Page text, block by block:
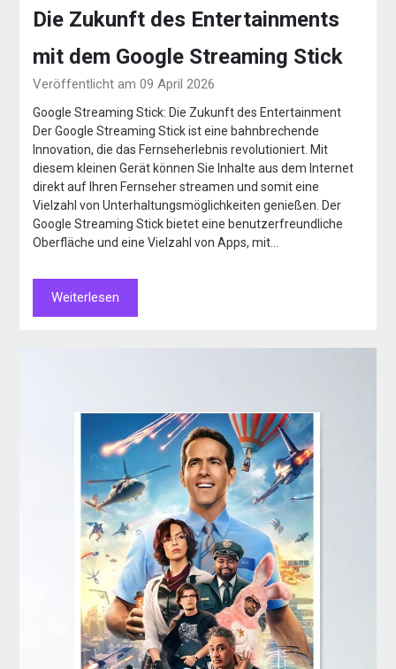
Die Zukunft des Entertainments
mit dem Google Streaming Stick
Veröffentlicht am 09 April 2026
Google Streaming Stick: Die Zukunft des Entertainment
Der Google Streaming Stick ist eine bahnbrechende
Innovation, die das Fernseherlebnis revolutioniert. Mit
diesem kleinen Gerät können Sie Inhalte aus dem Internet
direkt auf Ihren Fernseher streamen und somit eine
Vielzahl von Unterhaltungsmöglichkeiten genießen. Der
Google Streaming Stick bietet eine benutzerfreundliche
Oberfläche und eine Vielzahl von Apps, mit…
Weiterlesen